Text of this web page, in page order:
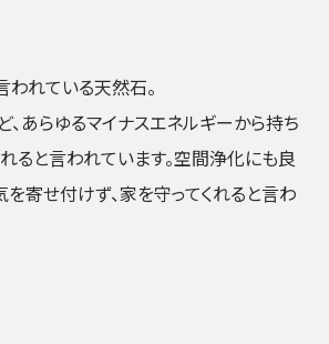
れている天然石。
、あらゆるマイナスエネルギーから持ち
ると言われています。空間浄化にも良
を寄せ付けず、家を守ってくれると言わ